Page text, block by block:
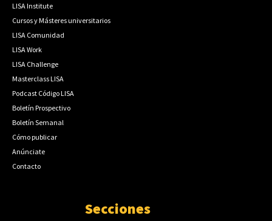
LISA Institute
Cursos y Másteres universitarios
LISA Comunidad
LISA Work
LISA Challenge
Masterclass LISA
Podcast Código LISA
Boletín Prospectivo
Boletín Semanal
Cómo publicar
Anúnciate
Contacto
Secciones